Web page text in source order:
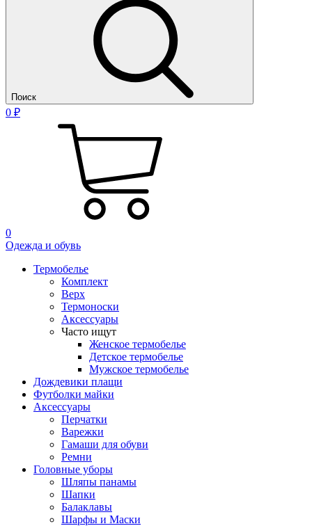
Поиск
0 ₽
0
Одежда и обувь
Термобелье
Комплект
Верх
Термоноски
Аксессуары
Часто ищут
Женское термобелье
Детское термобелье
Мужское термобелье
Дождевики плащи
Футболки майки
Аксессуары
Перчатки
Варежки
Гамаши для обуви
Ремни
Головные уборы
Шляпы панамы
Шапки
Балаклавы
Шарфы и Маски